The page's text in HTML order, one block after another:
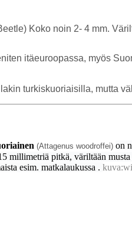
Koko noin 2- 4 mm.
itäeuroopassa, myös
turkiskuoriaisilla, mutta
(Attagenus woodroffei) on
millimetriä pitkä, väriltään
esim. matkalaukussa .